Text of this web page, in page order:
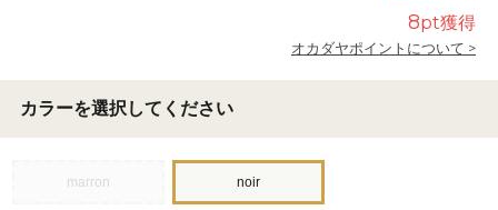
8pt獲得
オカダヤポイントについて >
カラーを選択してください
marron noir